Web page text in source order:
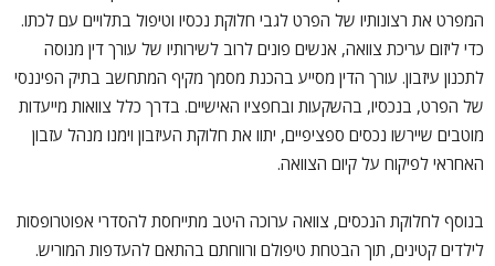
המפרט את רצונותיו של הפרט לגבי חלוקת נכסיו וטיפול בתלויים עם לכתו.
כדי ליזום עריכת צוואה, אנשים פונים לרוב לשירותיו של עורך דין מנוסה
לתכנון עיזבון. עורך הדין מסייע בהכנת מסמך מקיף המתחשב בתיק הפיננסי
של הפרט, בנכסיו, בהשקעות ובחפציו האישיים. בדרך כלל צוואות מייעדות
מוטבים שיירשו נכסים ספציפיים, יתוו את חלוקת העיזבון וימנו מנהל עזבון
האחראי לפיקוח על קיום הצוואה.
בנוסף לחלוקת הנכסים, צוואה ערוכה היטב מתייחסת להסדרי אפוטרופסות
לילדים קטינים, תוך הבטחת טיפולם ורווחתם בהתאם להעדפות המוריש.